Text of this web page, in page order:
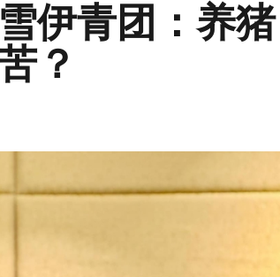
伊青团：养猪
？